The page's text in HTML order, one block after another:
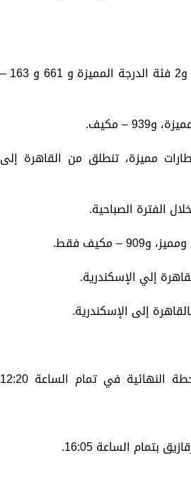
تضم قائمة القطارات المتجهة من القاهرة إلي الإسكندرية، أرقام :« 1 و2 فئة الدرجة المميزة و 661 و 163 –
قطارات الوجه البحري قطارات 129 و 119 و 1205 قطارات مميزة، تنطلق من القاهرة إلى
يقوم القطار من محطة القاهرة في تمام الساعة 8:30 ويصل المحطة النهائية في تمام الساعة 12:20